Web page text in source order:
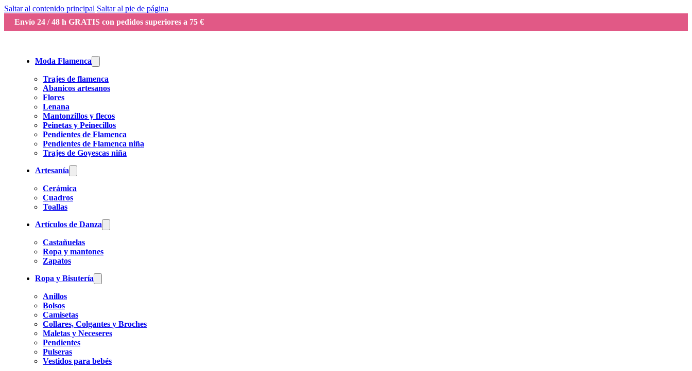
Saltar al contenido principal Saltar al pie de página
Envío 24 / 48 h GRATIS con pedidos superiores a 75 €
Moda Flamenca
Trajes de flamenca
Abanicos artesanos
Flores
Lenana
Mantonzillos y flecos
Peinetas y Peinecillos
Pendientes de Flamenca
Pendientes de Flamenca niña
Trajes de Goyescas niña
Artesanía
Cerámica
Cuadros
Toallas
Artículos de Danza
Castañuelas
Ropa y mantones
Zapatos
Ropa y Bisutería
Anillos
Bolsos
Camisetas
Collares, Colgantes y Broches
Maletas y Neceseres
Pendientes
Pulseras
Vestidos para bebés